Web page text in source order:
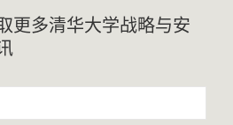
布劳（Elisabeth Braw）在
文章《拜登从阿富汗撤军将
。文章指出，美国和其他欧
，阿富汗动荡局势将导致新
更多清华大学战略与安